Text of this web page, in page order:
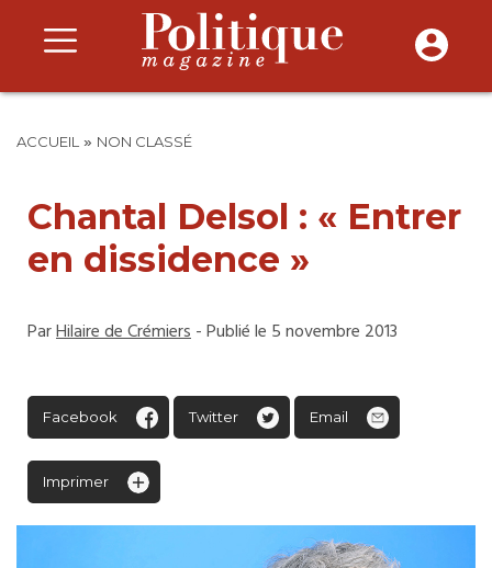
ACCUEIL » NON CLASSÉ
Chantal Delsol : « Entrer
en dissidence »
ParHilaire de Crémiers- Publié le 5 novembre 2013
Facebook Twitter Email
Imprimer